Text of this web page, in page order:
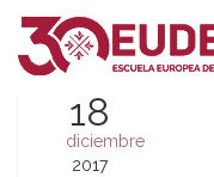
18
diciembre
2017